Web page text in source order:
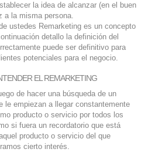
la idea de alcanzar (en el buen
a la misma persona.
ustedes Remarketing es un concepto
detallo la definición del
puede ser definitivo para
potenciales para el negocio.
EL REMARKETING
de hacer una búsqueda de un
le empiezan a llegar constantemente
producto o servicio por todos los
si fuera un recordatorio que está
producto o servicio del que
cierto interés.